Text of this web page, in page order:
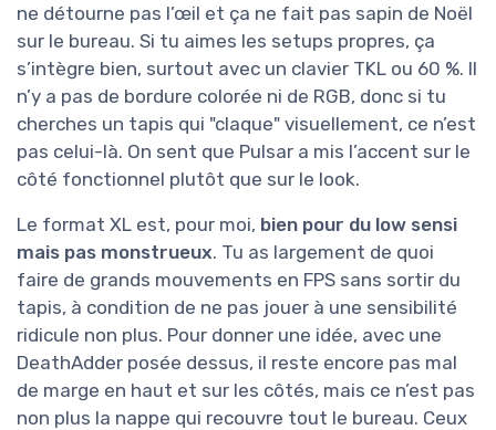
ne détourne pas l’œil et ça ne fait pas sapin de Noël
sur le bureau. Si tu aimes les setups propres, ça
s’intègre bien, surtout avec un clavier TKL ou 60 %. Il
n’y a pas de bordure colorée ni de RGB, donc si tu
cherches un tapis qui "claque" visuellement, ce n’est
pas celui-là. On sent que Pulsar a mis l’accent sur le
côté fonctionnel plutôt que sur le look.
Le format XL est, pour moi, bien pour du low sensi
mais pas monstrueux. Tu as largement de quoi
faire de grands mouvements en FPS sans sortir du
tapis, à condition de ne pas jouer à une sensibilité
ridicule non plus. Pour donner une idée, avec une
DeathAdder posée dessus, il reste encore pas mal
de marge en haut et sur les côtés, mais ce n’est pas
non plus la nappe qui recouvre tout le bureau. Ceux